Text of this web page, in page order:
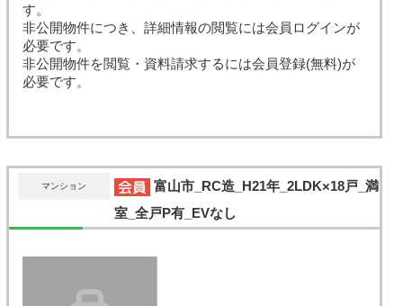
す。
非公開物件につき、詳細情報の閲覧には会員ログインが
必要です。
非公開物件を閲覧・資料請求するには会員登録(無料)が
必要です。
マンション
富山市_RC造_H21年_2LDK×18戸_満
室_全戸P有_EVなし